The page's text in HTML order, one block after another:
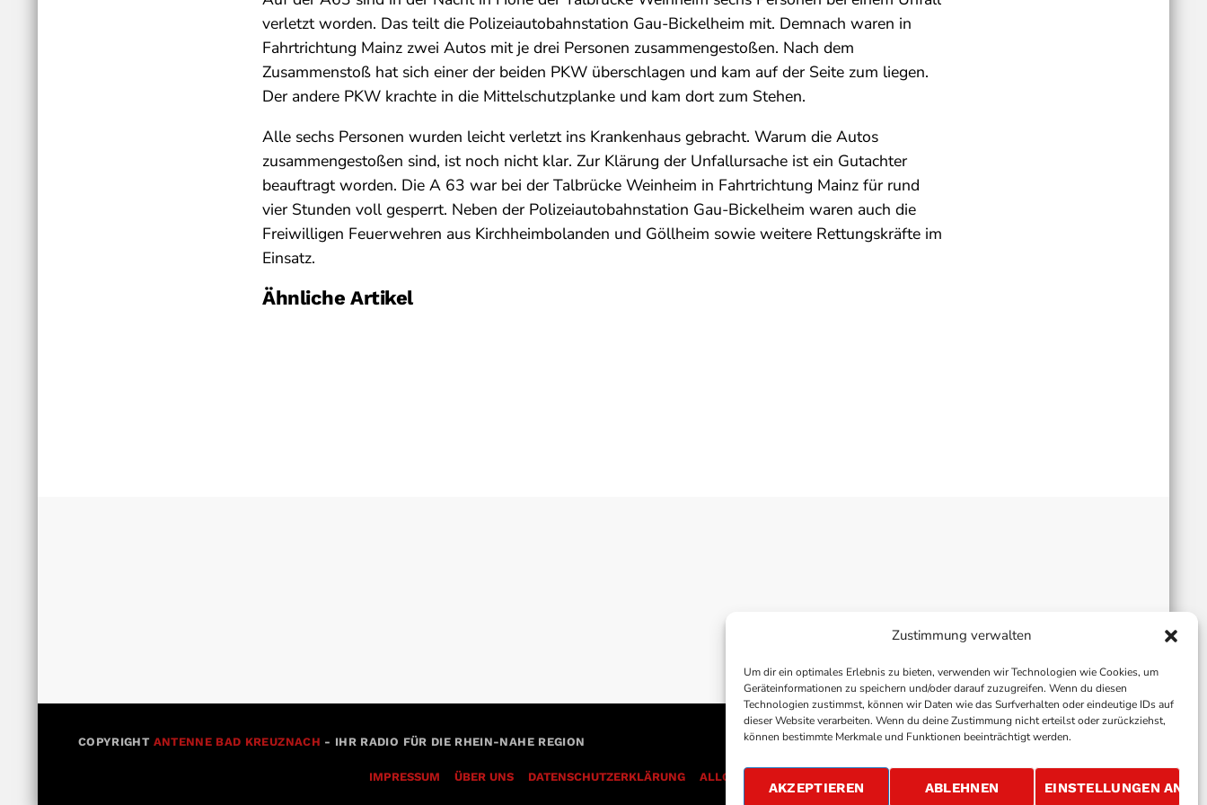
Zustimmung verwalten
Um dir ein optimales Erlebnis zu bieten, verwenden wir Technologien wie Cookies, um
Geräteinformationen zu speichern und/oder darauf zuzugreifen. Wenn du diesen
Technologien zustimmst, können wir Daten wie das Surfverhalten oder eindeutige IDs auf
dieser Website verarbeiten. Wenn du deine Zustimmung nicht erteilst oder zurückziehst,
können bestimmte Merkmale und Funktionen beeinträchtigt werden.
AKZEPTIEREN ABLEHNEN EINSTELLUNGEN
verletzt worden. Das teilt die Polizeiautobahnstation Gau-Bickelheim mit. Demnach waren in
Fahrtrichtung Mainz zwei Autos mit je drei Personen zusammengestoßen. Nach dem
Zusammenstoß hat sich einer der beiden PKW überschlagen und kam auf der Seite zum liegen.
Der andere PKW krachte in die Mittelschutzplanke und kam dort zum Stehen.
Alle sechs Personen wurden leicht verletzt ins Krankenhaus gebracht. Warum die Autos
zusammengestoßen sind, ist noch nicht klar. Zur Klärung der Unfallursache ist ein Gutachter
beauftragt worden. Die A 63 war bei der Talbrücke Weinheim in Fahrtrichtung Mainz für rund
vier Stunden voll gesperrt. Neben der Polizeiautobahnstation Gau-Bickelheim waren auch die
Freiwilligen Feuerwehren aus Kirchheimbolanden und Göllheim sowie weitere Rettungskräfte im
Einsatz.
Ähnliche Artikel
COPYRIGHT ANTENNE BAD KREUZNACH - IHR RADIO FÜR DIE RHEIN-NAHE REGION
IMPRESSUM ÜBER UNS DATENSCHUTZERKLÄRUNG